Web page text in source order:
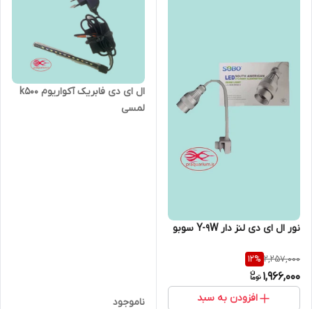
نور ال ای دی لنز دار Y-9W سوبو
2,257,000
12%
1,966,000
افزودن به سبد
ال ای دی فابریک آکواریوم k500
لمسی
ناموجود